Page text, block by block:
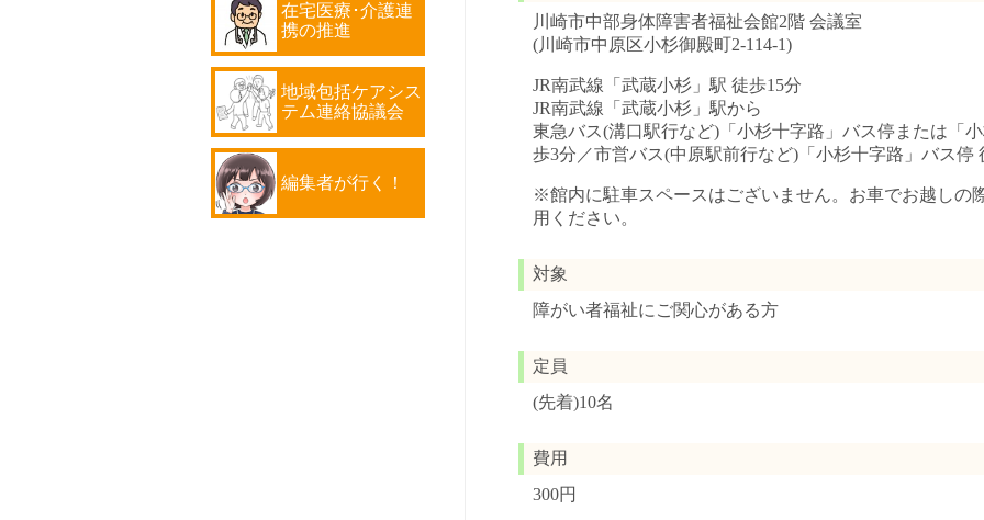
在宅医療･介護連
携の推進
地域包括ケアシス
テム連絡協議会
編集者が行く！
川崎市中部身体障害者福祉会館2階 会議室
(川崎市中原区小杉御殿町2-114-1)
JR南武線「武蔵小杉」駅 徒歩15分
JR南武線「武蔵小杉」駅から
東急バス(溝口駅行など)「小杉十字路」バス停または「
歩3分／市営バス(中原駅前行など)「小杉十字路」バス停
※館内に駐車スペースはございません。お車でお越しの
用ください。
対象
障がい者福祉にご関心がある方
定員
(先着)10名
費用
300円